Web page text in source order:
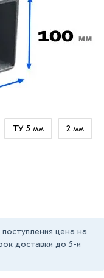
ТУ 5 мм 2 мм
цена на
доставки до 5-и